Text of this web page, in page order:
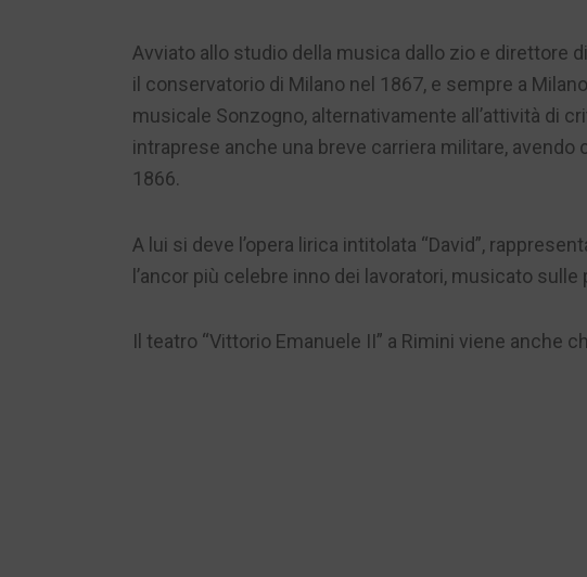
Avviato allo studio della musica dallo zio e direttore
il conservatorio di Milano nel 1867, e sempre a
musicale Sonzogno, alternativamente all’attività di
intraprese anche una breve carriera militare, avendo
1866.
A lui si deve l’opera lirica intitolata “David”,
l’ancor più celebre inno dei lavoratori, musicato sulle
Il teatro “Vittorio Emanuele II” a Rimini viene anche